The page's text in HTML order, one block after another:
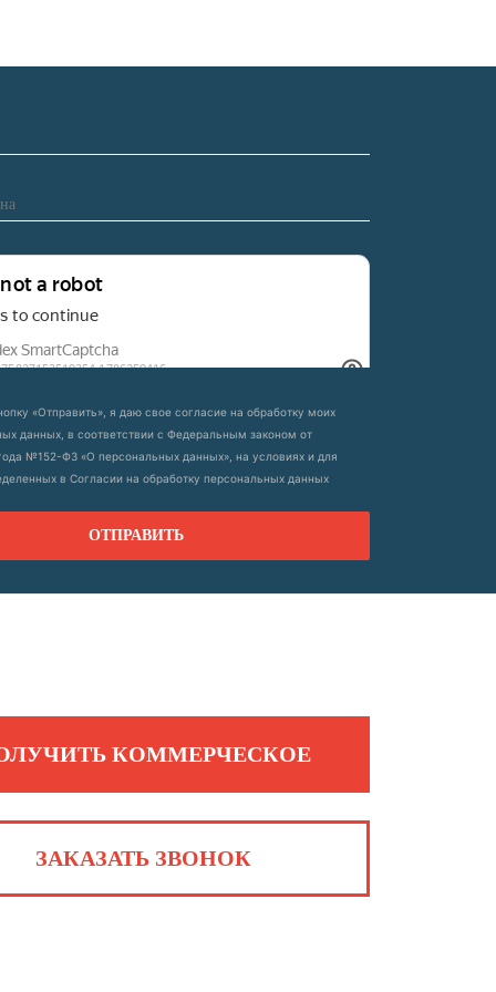
«Отправить», я даю свое согласие на обработку моих
данных, в соответствии с Федеральным законом от
№152-ФЗ «О персональных данных», на условиях и для
в Согласии на обработку персональных данных
КОММЕРЧЕСКОЕ
ЗАКАЗАТЬ ЗВОНОК